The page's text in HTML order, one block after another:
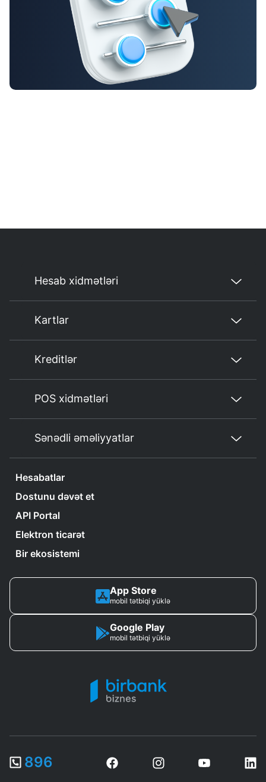
Hesab xidmətləri
Kartlar
Kreditlər
POS xidmətləri
Sənədli əməliyyatlar
Hesabatlar
Dostunu dəvət et
API Portal
Elektron ticarət
Bir ekosistemi
App Store
mobil tətbiqi yüklə
Google Play
mobil tətbiqi yüklə
896